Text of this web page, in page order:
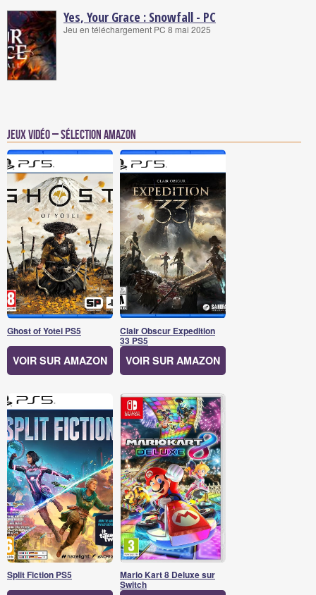
Yes, Your Grace : Snowfall - PC
Jeu en téléchargement PC 8 mai 2025
Jeux vidéo – Sélection Amazon
Ghost of Yotei PS5
VOIR SUR AMAZON
Clair Obscur Expedition
33 PS5
VOIR SUR AMAZON
Split Fiction PS5 Mario Kart 8 Deluxe sur
Switch